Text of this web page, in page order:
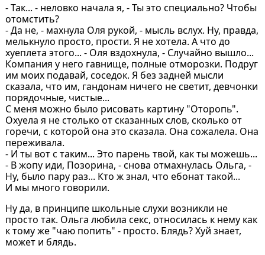
- Так... - неловко начала я, - Ты это специально? Чтобы
отомстить?
- Да не, - махнула Оля рукой, - мысль вслух. Ну, правда,
мелькнуло просто, прости. Я не хотела. А что до
хуеплета этого... - Оля вздохнула, - Случайно вышло...
Компания у него гавнище, полные отморозки. Подруг
им моих подавай, соседок. Я без задней мысли
сказала, что им, гандонам ничего не светит, девчонки
порядочные, чистые...
С меня можно было рисовать картину "Оторопь".
Охуела я не столько от сказанных слов, сколько от
горечи, с которой она это сказала. Она сожалела. Она
переживала.
- И ты вот с таким... Это парень твой, как ты можешь...
- В жопу иди, Позорина, - снова отмахнулась Ольга, -
Ну, было пару раз... Кто ж знал, что ебонат такой...
И мы много говорили.
Ну да, в принципе школьные слухи возникли не
просто так. Ольга любила секс, относилась к нему как
к тому же "чаю попить" - просто. Блядь? Хуй знает,
может и блядь.